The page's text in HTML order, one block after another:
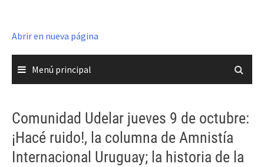
Abrir en nueva página
Menú principal
Comunidad Udelar jueves 9 de octubre:
¡Hacé ruido!, la columna de Amnistía
Internacional Uruguay; la historia de la